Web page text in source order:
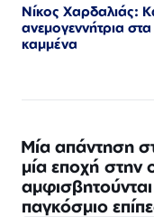
Νίκος Χαρδαλιάς:
ανεμογεννήτρια στα
καμμένα
Μία απάντηση
μία εποχή στην
παγκόσμιο